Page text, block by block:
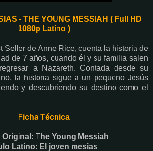
- THE YOUNG MESSIAH ( Full HD
1080p Latino )
Seller de Anne Rice, cuenta la historia de
de 7 años, cuando él y su familia salen
a Nazareth. Contada desde su
la historia sigue a un pequeño Jesús
y descubriendo su destino como el
Ficha Técnica
Original: The Young Messiah
Latino: El joven mesias